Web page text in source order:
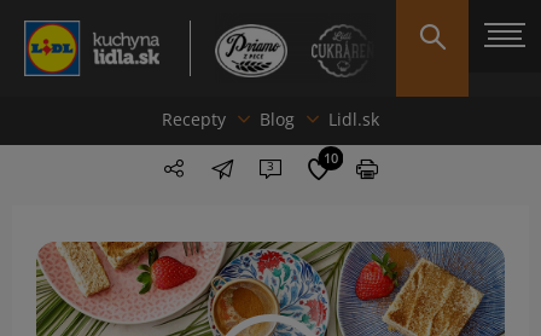
Recepty Blog Lidl.sk
3 10